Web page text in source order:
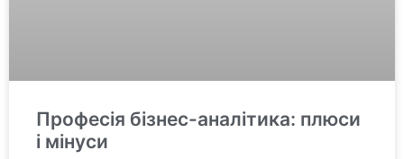
Професія бізнес-аналітика: плюси
і мінуси